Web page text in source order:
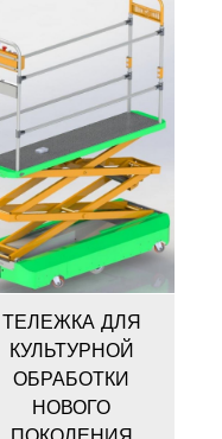
ТЕЛЕЖКА ДЛЯ
КУЛЬТУРНОЙ
ОБРАБОТКИ
НОВОГО